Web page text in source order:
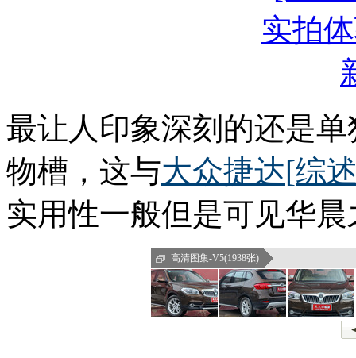
最让人印象深刻的还是
物槽，这与大众捷达[综
实用性一般但是可见华
高清图集-V5(1938张)